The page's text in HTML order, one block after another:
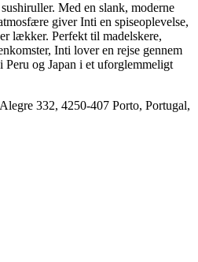
Med en slank, moderne
giver Inti en spiseoplevelse,
lækker. Perfekt til madelskere,
Inti lover en rejse gennem
og Japan i et uforglemmeligt
332, 4250-407 Porto, Portugal,